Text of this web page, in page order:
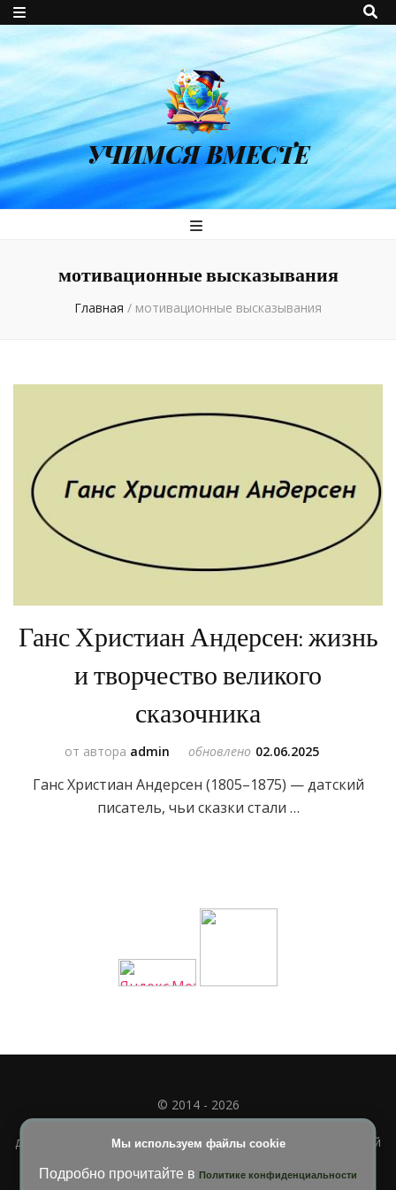
УЧИМСЯ ВМЕСТЕ
мотивационные высказывания
Главная / мотивационные высказывания
Ганс Христиан Андерсен: жизнь
и творчество великого
сказочника
от автора admin обновлено 02.06.2025
Ганс Христиан Андерсен (1805–1875) — датский
писатель, чьи сказки стали …
Мы используем файлы cookie
Подробно прочитайте в Политике конфиденциальности
© 2014 - 2026
Полное или частичное использование материала
допускается только при наличии активной и индексируемой